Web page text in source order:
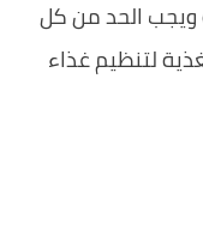
ويجب الحد من كل
لتنظيم غذاء